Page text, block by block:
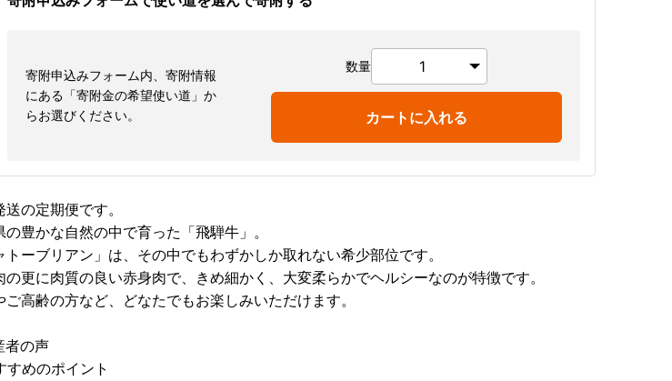
寄附申込みフォーム内、寄附情報
にある「寄附金の希望使い道」か
らお選びください。
数量
カートに入れる
送の定期便です。
の豊かな自然の中で育った「飛騨牛」。
トーブリアン」は、その中でもわずかしか取れない希少部位です。
の更に肉質の良い赤身肉で、きめ細かく、大変柔らかでヘルシーなのが特徴です。
ご高齢の方など、どなたでもお楽しみいただけます。
の声
めのポイント